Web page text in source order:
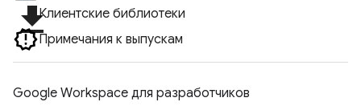
file_downloadКлиентские библиотеки
Примечания к выпускам
Google Workspace для разработчиков